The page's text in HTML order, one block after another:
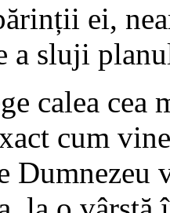
ei,
a sluji
calea cea
cum